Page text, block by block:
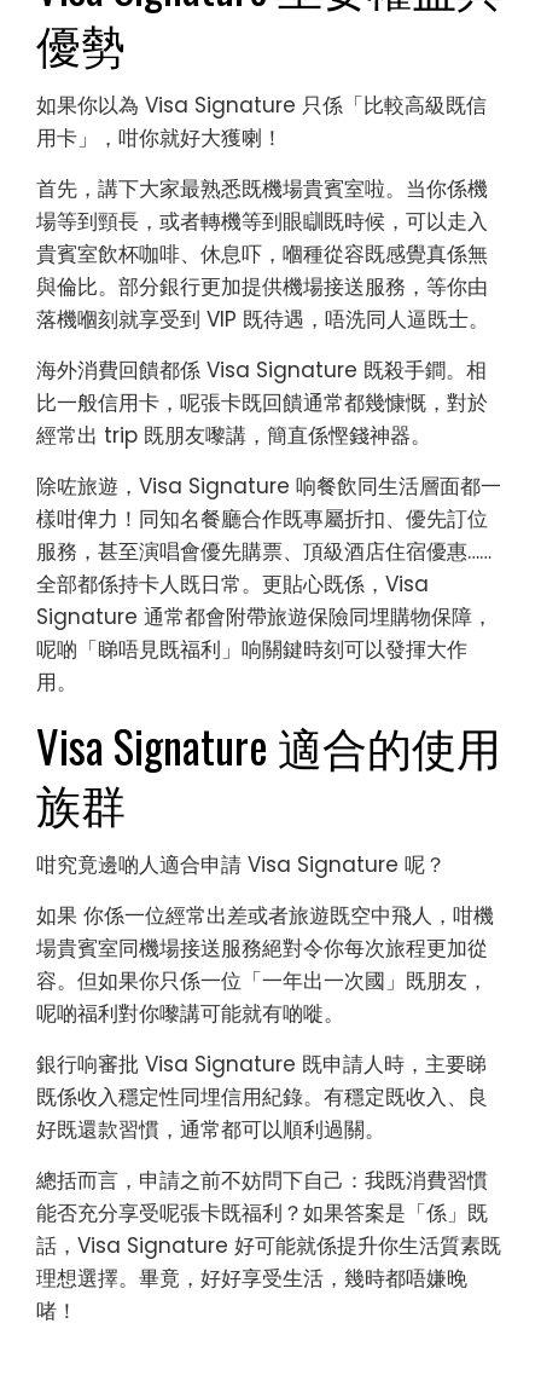
優勢
如果你以為 Visa Signature 只係「比較高級既信
用卡」，咁你就好大獲喇！
首先，講下大家最熟悉既機場貴賓室啦。当你係機
場等到頸長，或者轉機等到眼瞓既時候，可以走入
貴賓室飲杯咖啡、休息吓，嗰種從容既感覺真係無
與倫比。部分銀行更加提供機場接送服務，等你由
落機嗰刻就享受到 VIP 既待遇，唔洗同人逼既士。
海外消費回饋都係 Visa Signature 既殺手鐧。相
比一般信用卡，呢張卡既回饋通常都幾慷慨，對於
經常出 trip 既朋友嚟講，簡直係慳錢神器。
除咗旅遊，Visa Signature 响餐飲同生活層面都一
樣咁俾力！同知名餐廳合作既專屬折扣、優先訂位
服務，甚至演唱會優先購票、頂級酒店住宿優惠……
全部都係持卡人既日常。更貼心既係，Visa
Signature 通常都會附帶旅遊保險同埋購物保障，
呢啲「睇唔見既福利」响關鍵時刻可以發揮大作
用。
Visa Signature 適合的使用
族群
咁究竟邊啲人適合申請 Visa Signature 呢？
如果 你係一位經常出差或者旅遊既空中飛人，咁機
場貴賓室同機場接送服務絕對令你每次旅程更加從
容。但如果你只係一位「一年出一次國」既朋友，
呢啲福利對你嚟講可能就有啲嘥。
銀行响審批 Visa Signature 既申請人時，主要睇
既係收入穩定性同埋信用紀錄。有穩定既收入、良
好既還款習慣，通常都可以順利過關。
總括而言，申請之前不妨問下自己：我既消費習慣
能否充分享受呢張卡既福利？如果答案是「係」既
話，Visa Signature 好可能就係提升你生活質素既
理想選擇。畢竟，好好享受生活，幾時都唔嫌晚
啫！